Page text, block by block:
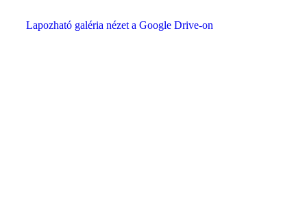
Lapozható galéria nézet a Google Drive-on